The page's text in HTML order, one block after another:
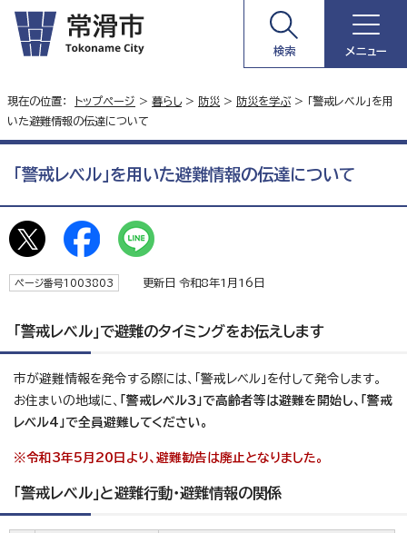
検索 メニュー
現在の位置： トップページ > 暮らし> 防災 > 防災を学ぶ> 「警戒レベル」を用
いた避難情報の伝達について
「警戒レベル」を用いた避難情報の伝達について
ページ番号1003803 更新日 令和8年1月16日
「警戒レベル」で避難のタイミングをお伝えします
市が避難情報を発令する際には、「警戒レベル」を付して発令します。
お住まいの地域に、 「警戒レベル3」で高齢者等は避難を開始し、「警戒
レベル4」で全員避難してください。
※令和3年5月20日より、避難勧告は廃止となりました。
「警戒レベル」と避難行動・避難情報の関係